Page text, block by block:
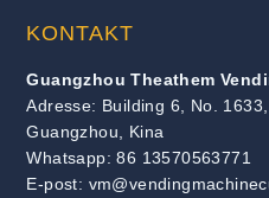
KONTAKT
Guangzhou Theathem
Adresse: Building 6, No.
Guangzhou, Kina
Whatsapp: 86 13570563771
E-post: